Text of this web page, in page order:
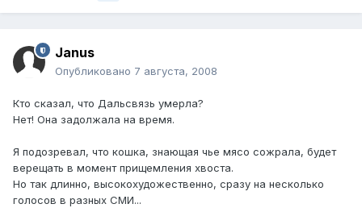
Janus
Опубликовано 7 августа, 2008
Кто сказал, что Дальсвязь умерла?
Нет! Она задолжала на время.
Я подозревал, что кошка, знающая чье мясо сожрала, будет
верещать в момент прищемления хвоста.
Но так длинно, высокохудожественно, сразу на несколько
голосов в разных СМИ...